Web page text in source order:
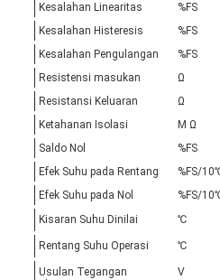
Kesalahan Linearitas
%FS
Kesalahan Histeresis
%FS
Kesalahan Pengulangan
%FS
Resistensi masukan
Ω
Resistansi Keluaran
Ω
Ketahanan Isolasi
M Ω
Saldo Nol
%FS
Efek Suhu pada Rentang
%FS/
Efek Suhu pada Nol
%FS/
Kisaran Suhu Dinilai
℃
Rentang Suhu Operasi ℃
Usulan Tegangan
V